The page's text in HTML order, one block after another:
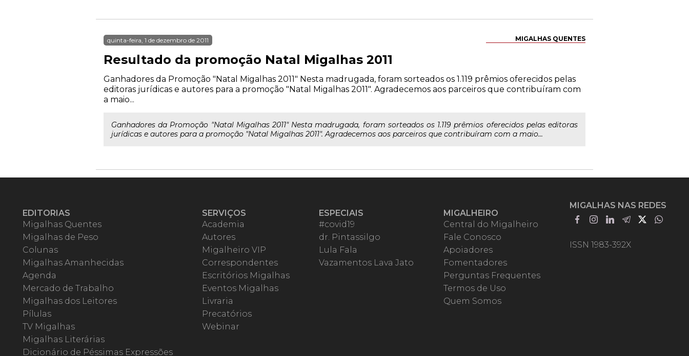
MIGALHAS QUENTES
quinta-feira, 1 de dezembro de 2011
Resultado da promoção Natal Migalhas 2011
Ganhadores da Promoção "Natal Migalhas 2011" Nesta madrugada, foram sorteados os 1.119 prêmios oferecidos pelas
editoras jurídicas e autores para a promoção "Natal Migalhas 2011". Agradecemos aos parceiros que contribuíram com
a maio...
Ganhadores da Promoção "Natal Migalhas 2011" Nesta madrugada, foram sorteados os 1.119 prêmios oferecidos pelas editoras
jurídicas e autores para a promoção "Natal Migalhas 2011". Agradecemos aos parceiros que contribuíram com a maio...
EDITORIAS
Migalhas Quentes
Migalhas de Peso
Colunas
Migalhas Amanhecidas
Agenda
Mercado de Trabalho
Migalhas dos Leitores
Pílulas
TV Migalhas
Migalhas Literárias
Dicionário de Péssimas Expressões
SERVIÇOS
Academia
Autores
Migalheiro VIP
Correspondentes
Escritórios Migalhas
Eventos Migalhas
Livraria
Precatórios
Webinar
ESPECIAIS
#covid19
dr. Pintassilgo
Lula Fala
Vazamentos Lava Jato
MIGALHEIRO
Central do Migalheiro
Fale Conosco
Apoiadores
Fomentadores
Perguntas Frequentes
Termos de Uso
Quem Somos
MIGALHAS NAS REDES
ISSN 1983-392X